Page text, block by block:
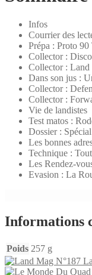
​Infos
Courrier des
​Prépa : Proto
​Collector :
​Collector : Land
Dans son jus :
Collector :
​Collector :
Vie de landistes
Test matos :
Dossier :
​Les bonnes
Technique :
​Les Rendez-
​Evasion : La
Informations
Poids 257 g